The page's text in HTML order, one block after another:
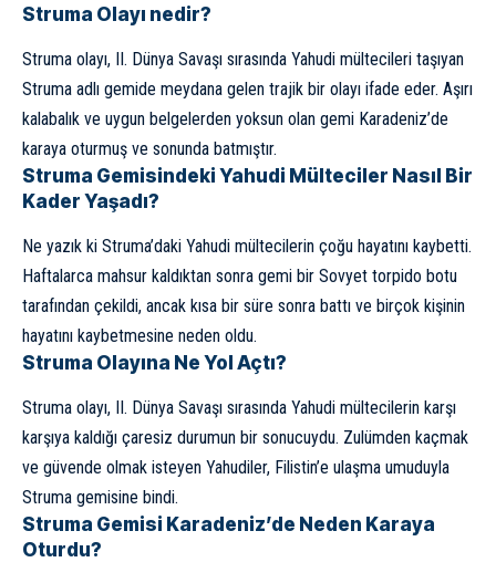
Struma Olayı nedir?
Struma olayı, II. Dünya Savaşı sırasında Yahudi mültecileri taşıyan
Struma adlı gemide meydana gelen trajik bir olayı ifade eder. Aşırı
kalabalık ve uygun belgelerden yoksun olan gemi Karadeniz’de
karaya oturmuş ve sonunda batmıştır.
Struma Gemisindeki Yahudi Mülteciler Nasıl Bir
Kader Yaşadı?
Ne yazık ki Struma’daki Yahudi mültecilerin çoğu hayatını kaybetti.
Haftalarca mahsur kaldıktan sonra gemi bir Sovyet torpido botu
tarafından çekildi, ancak kısa bir süre sonra battı ve birçok kişinin
hayatını kaybetmesine neden oldu.
Struma Olayına Ne Yol Açtı?
Struma olayı, II. Dünya Savaşı sırasında Yahudi mültecilerin karşı
karşıya kaldığı çaresiz durumun bir sonucuydu. Zulümden kaçmak
ve güvende olmak isteyen Yahudiler, Filistin’e ulaşma umuduyla
Struma gemisine bindi.
Struma Gemisi Karadeniz’de Neden Karaya
Oturdu?